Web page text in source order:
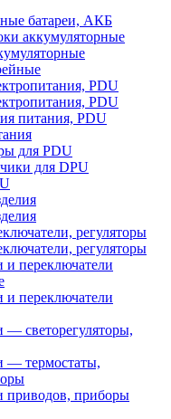
батареи, АКБ
аккумуляторные
PDU
PDU
питания, PDU
для PDU
для DPU
регуляторы
регуляторы
переключатели
переключатели
светорегуляторы,
— термостаты,
приводов, приборы